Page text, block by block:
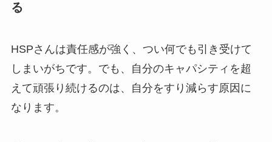
る
HSPさんは責任感が強く、つい何でも引き受けて
しまいがちです。でも、自分のキャパシティを超
えて頑張り続けるのは、自分をすり減らす原因に
なります。